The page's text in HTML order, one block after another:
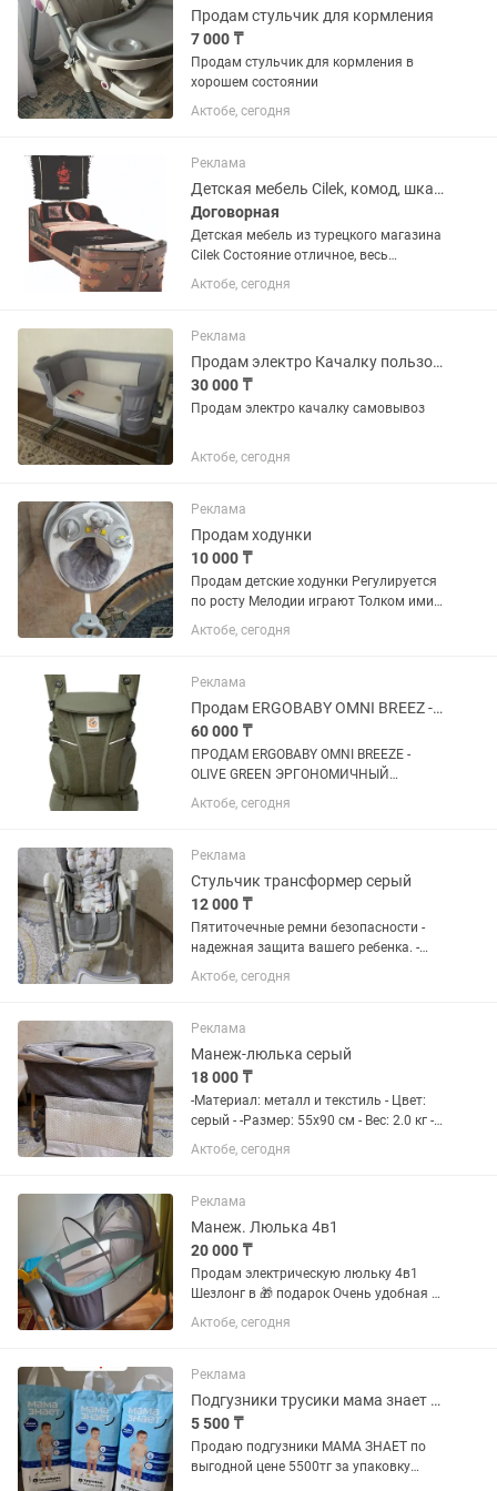
сочетаются с...
Продам стульчик для кормления
7 000 ₸
Продам стульчик для кормления в
хорошем состоянии
Актобе, сегодня
Реклама
Детская мебель Cilek, комод, шкаф, кровать
Договорная
Детская мебель из турецкого магазина
Cilek Состояние отличное, весь
комплект 350.000тг Ни где не
поцарапана, пользовались очень
Актобе, сегодня
Реклама
Продам электро Качалку пользовались четыре месяца
30 000 ₸
Продам электро качалку самовывоз
Актобе, сегодня
Реклама
Продам ходунки
10 000 ₸
Продам детские ходунки Регулируется
по росту Мелодии играют Толком ими
не пользовались Цена 10000 тысяч Не
звонить, только писать
Актобе, сегодня
Реклама
Продам ERGOBABY OMNI BREEZ - эргономичный кенгуру рюкзак
60 000 ₸
ПРОДАМ ERGOBABY OMNI BREEZE -
OLIVE GREEN ЭРГОНОМИЧНЫЙ
КЕНГУРУ РЮКЗАК. Omni™ Breeze
выводит воздухопроницаемость на
воздухообмену, благодаря сетчатой
ткани...
Актобе, сегодня
Реклама
Стульчик трансформер серый
12 000 ₸
Пятиточечные ремни безопасности -
надежная защита вашего ребенка. -
Складная конструкция - удобно
хранить и транспортировать. -
- подстраивается под потребности...
Актобе, сегодня
Реклама
Манеж-люлька серый
18 000 ₸
-Материал: металл и текстиль - Цвет:
серый - -Размер: 55х90 см - Вес: 2.0 кг -
Матрас в комплекте: да - Колеса: да,
что обеспечивает мобильность и
Актобе, сегодня
Реклама
Манеж. Люлька 4в1
20 000 ₸
Продам электрическую люльку 4в1
Шезлонг в 🎁 подарок Очень удобная и
многофункциональная модель: ✔️
Электро люлька ✔️ Кроватка ✔️ Манеж
автоматическое...
Актобе, сегодня
Реклама
Подгузники трусики мама знает хл
5 500 ₸
Продаю подгузники МАМА ЗНАЕТ по
выгодной цене 5500тг за упаковку